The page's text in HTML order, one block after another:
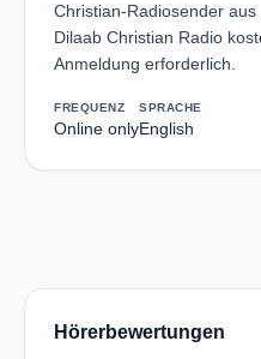
Christian-Radiosender
Dilaab Christian Radio
Anmeldung erforderlich.
FREQUENZ
Online only
SPRACHE
English
Hörerbewertungen